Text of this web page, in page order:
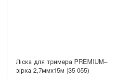
Ліска для тримера PREMIUM–
зірка 2,7ммх15м (35-055)